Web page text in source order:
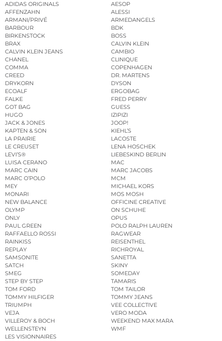
ADIDAS ORIGINALS
AESOP
AFFENZAHN
ALESSI
ARMANI/PRIVÉ
ARMEDANGELS
BARBOUR
BDK
BIRKENSTOCK
BOSS
BRAX
CALVIN KLEIN
CALVIN KLEIN JEANS
CAMBIO
CHANEL
CLINIQUE
COMMA
COPENHAGEN
CREED
DR. MARTENS
DRYKORN
DYSON
ECOALF
ERGOBAG
FALKE
FRED PERRY
GOT BAG
GUESS
HUGO
IZIPIZI
JACK & JONES
JOOP!
KAPTEN & SON
KIEHL’S
LA PRAIRIE
LACOSTE
LE CREUSET
LENA HOSCHEK
LEVI’S®
LIEBESKIND BERLIN
LUISA CERANO
MAC
MARC CAIN
MARC JACOBS
MARC O’POLO
MCM
MEY
MICHAEL KORS
MONARI
MOS MOSH
NEW BALANCE
OFFICINE CREATIVE
OLYMP
ON SCHUHE
ONLY
OPUS
PAUL GREEN
POLO RALPH LAUREN
RAFFAELLO ROSSI
RAGWEAR
RAINKISS
REISENTHEL
REPLAY
RICHROYAL
SAMSONITE
SANETTA
SATCH
SKINY
SMEG
SOMEDAY
STEP BY STEP
TAMARIS
TOM FORD
TOM TAILOR
TOMMY HILFIGER
TOMMY JEANS
TRIUMPH
VEE COLLECTIVE
VEJA
VERO MODA
VILLEROY & BOCH
WEEKEND MAX MARA
WELLENSTEYN
WMF
LES VISIONNAIRES